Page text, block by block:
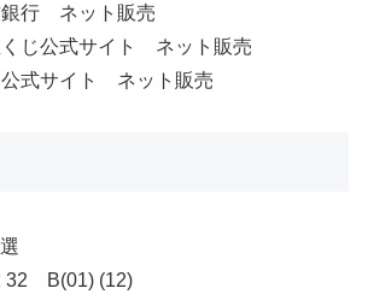
行 ネット販売
じ公式サイト ネット販売
式サイト ネット販売
32 B(01) (12)